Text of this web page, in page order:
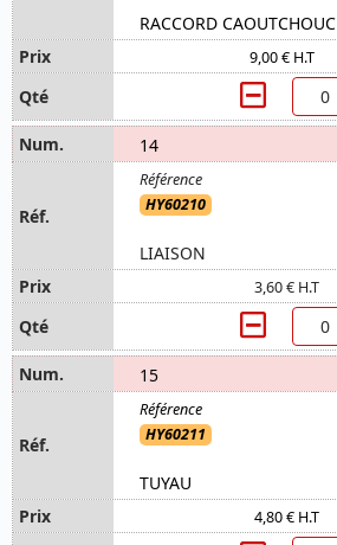
RACCORD CAOUTCHOUC
9,00 € H.T
14
HY60210
LIAISON
3,60 € H.T
15
HY60211
TUYAU
4,80 € H.T